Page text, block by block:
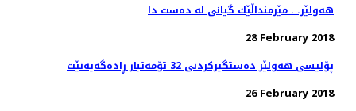
هەولێر. . مێرمنداڵێك گیانی لە دەست دا
28 February 2018
پۆلیسی هەولێر دەستگیركردنی 32 تۆمەتبار ڕادەگەیەنێت
26 February 2018